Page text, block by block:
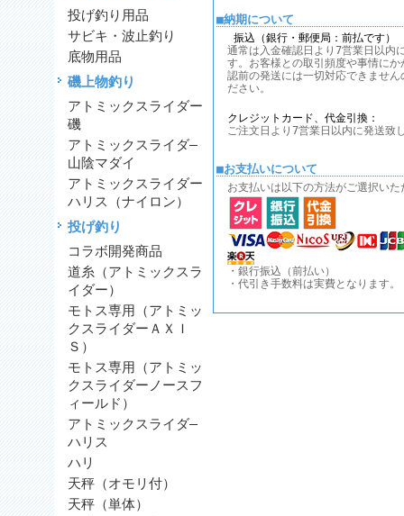
投げ釣り用品
サビキ・波止釣り
底物用品
磯上物釣り
アトミックスライダー
磯
アトミックスライダ―
山陰マダイ
アトミックスライダー
ハリス（ナイロン）
投げ釣り
コラボ開発商品
道糸（アトミックスラ
イダー）
モトス専用（アトミッ
クスライダーＡＸＩ
Ｓ）
モトス専用（アトミッ
クスライダーノースフ
ィールド）
アトミックスライダ―
ハリス
ハリ
天秤（オモリ付）
天秤（単体）
■納期について
振込（銀行・郵便局：前払です）
通常は入金確認日より7営業日以内
す。お客様との取引頻度や事情に
認前の発送には一切対応できませ
ださい。
クレジットカード、代金引換：
ご注文日より7営業日以内に発送致
■お支払いについて
お支払いは以下の方法がご選択いた
・銀行振込（前払い）
・代引き手数料は実費となります。